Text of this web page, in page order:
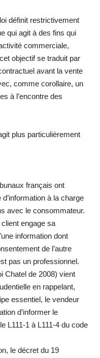
définit restrictivement
qui agit à des fins qui
commerciale,
objectif se traduit par
avant la vente
comme corollaire, un
à l’encontre des
plus particulièrement
français ont
à la charge
avec le consommateur.
engage sa
information dont
de l’autre
pas un professionnel.
Chatel de 2008) vient
en rappelant,
essentiel, le vendeur
d’informer le
L111-1 à L111-4 du code
le décret du 19